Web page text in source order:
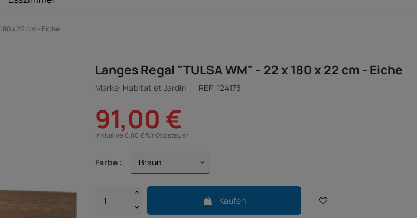
x 22 cm - Eiche
Langes Regal "TULSA WM" - 22 x 180 x 22 cm - Eiche
Marke: Habitat et Jardin REF: 124173
91,00 €
Inklusive 0,00 € für Ökosteuer
Farbe :
Kaufen